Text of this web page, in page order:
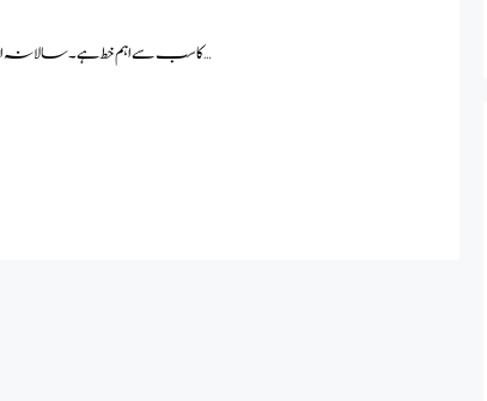
دوست کی والدہ کی وفات پر اظہارِ تعزیت کا خط smart syllabus کا سب سے اہم خط ہے۔ سالانہ امتحانات …